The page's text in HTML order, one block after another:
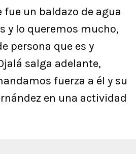
fue un baldazo de agua
y lo queremos mucho,
persona que es y
salga adelante,
fuerza a él y su
en una actividad